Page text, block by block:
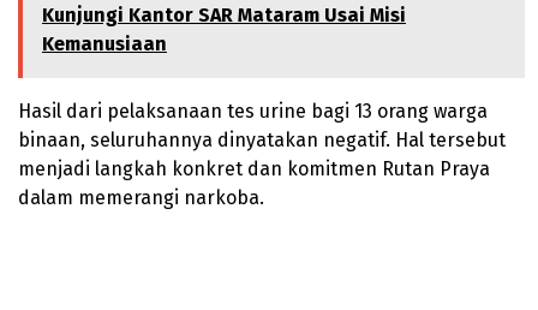
Kunjungi Kantor SAR Mataram Usai Misi
Kemanusiaan
Hasil dari pelaksanaan tes urine bagi 13 orang warga
binaan, seluruhannya dinyatakan negatif. Hal tersebut
menjadi langkah konkret dan komitmen Rutan Praya
dalam memerangi narkoba.